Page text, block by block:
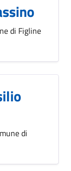
di Figline
di